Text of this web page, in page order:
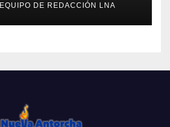
EQUIPO DE REDACCIÓN LNA